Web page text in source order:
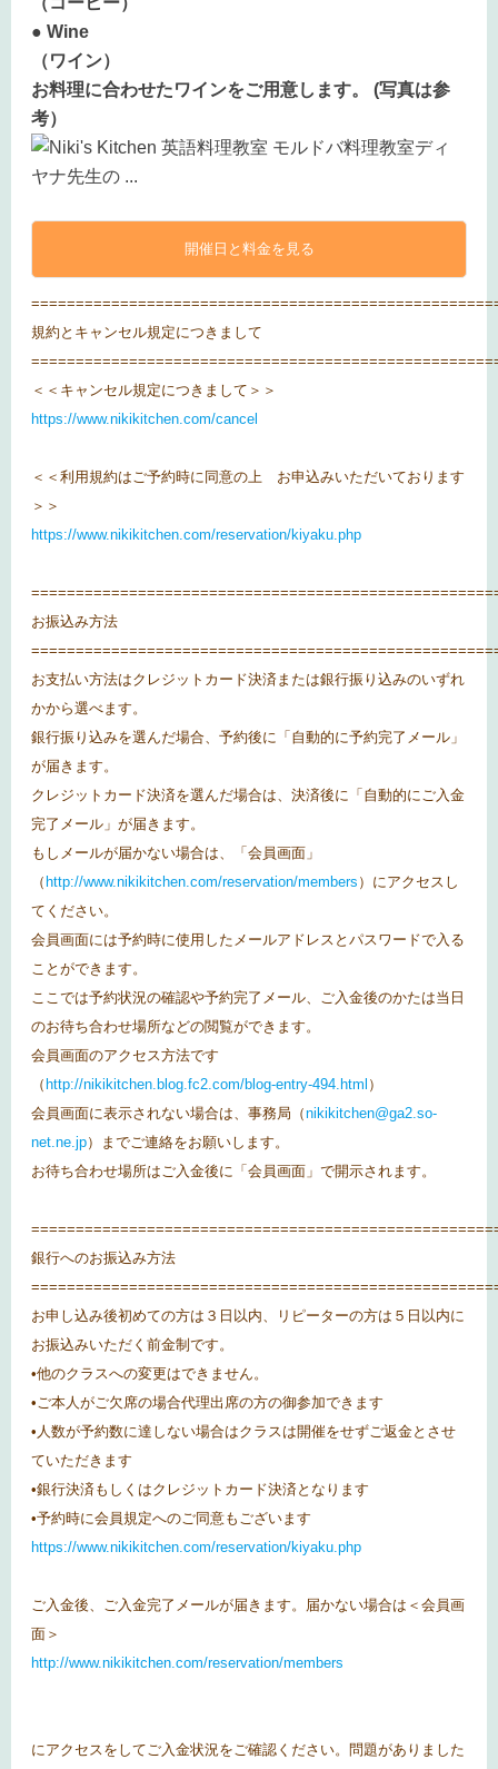
● Wine
（ワイン）
お料理に合わせたワインをご用意します。 (写真は参
考）
開催日と料金を見る
規約とキャンセル規定につきまして
＜＜キャンセル規定につきまして＞＞
https://www.nikikitchen.com/cancel
＜＜利用規約はご予約時に同意の上 お申込みいただいております
＞＞
https://www.nikikitchen.com/reservation/kiyaku.php
お振込み方法
お支払い方法はクレジットカード決済または銀行振り込みのいずれ
かから選べます。
銀行振り込みを選んだ場合、予約後に「自動的に予約完了メール」
が届きます。
クレジットカード決済を選んだ場合は、決済後に「自動的にご入金
完了メール」が届きます。
もしメールが届かない場合は、「会員画面」
（ http://www.nikikitchen.com/reservation/members ）にアクセスし
てください。
会員画面には予約時に使用したメールアドレスとパスワードで入る
ことができます。
ここでは予約状況の確認や予約完了メール、ご入金後のかたは当日
のお待ち合わせ場所などの閲覧ができます。
会員画面のアクセス方法です
（ http://nikikitchen.blog.fc2.com/blog-entry-494.html ）
会員画面に表示されない場合は、事務局（nikikitchen@ga2.so-
net.ne.jp）までご連絡をお願いします。
お待ち合わせ場所はご入金後に「会員画面」で開示されます。
銀行へのお振込み方法
お申し込み後初めての方は３日以内、リピーターの方は５日以内に
お振込みいただく前金制です。
•他のクラスへの変更はできません。
•ご本人がご欠席の場合代理出席の方の御参加できます
•人数が予約数に達しない場合はクラスは開催をせずご返金とさせ
ていただきます
•銀行決済もしくはクレジットカード決済となります
•予約時に会員規定へのご同意もございます
https://www.nikikitchen.com/reservation/kiyaku.php
ご入金後、ご入金完了メールが届きます。届かない場合は＜会員画
面＞
http://www.nikikitchen.com/reservation/members
にアクセスをしてご入金状況をご確認ください。問題がありました